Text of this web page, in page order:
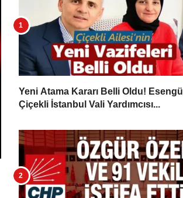
Yeni Atama Kararı Belli Oldu! Esengül
Çiçekli İstanbul Vali Yardımcısı...